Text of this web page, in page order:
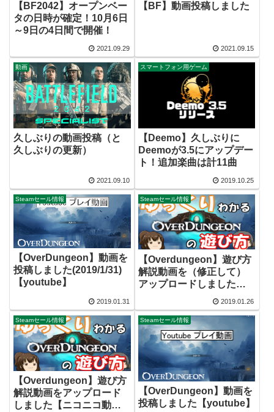
【BF2042】オープンベー
タの日時が確定！10月6日
～9日の4日間で開催！
2021.09.29
【BF】動画投稿しました
2021.09.15
動画
久しぶりの動画投稿（と
久しぶりの更新）
2021.09.10
スマートフォン用ゲーム
【Deemo】久しぶりに
Deemoが3.5にアップデー
ト！追加楽曲は計11曲
2019.10.25
Steamセール情報
【OverDungeon】動画を
投稿しました(2019/1/31)
【youtube】
2019.01.31
Steamセール情報
【Overdungeon】遊び方
解説動画を（修正して）
アップロードしました
2019.01.26
Steamセール情報
【Overdungeon】遊び方
解説動画をアップロード
しました【ニコニコ動
Steamセール情報
【OverDungeon】動画を
投稿しました【youtube】